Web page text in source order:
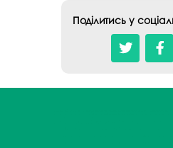
Поділитись у